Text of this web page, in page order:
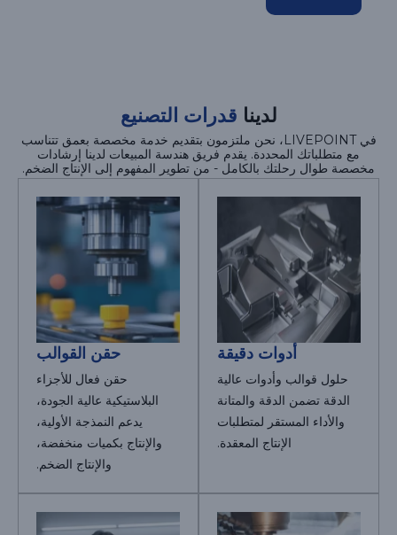
لدينا قدرات التصنيع
في LIVEPOINT، نحن ملتزمون بتقديم خدمة مخصصة بعمق تتناسب
مع متطلباتك المحددة. يقدم فريق هندسة المبيعات لدينا إرشادات
مخصصة طوال رحلتك بالكامل - من تطوير المفهوم إلى الإنتاج الضخم.
أدوات دقيقة
حلول قوالب وأدوات عالية
الدقة تضمن الدقة والمتانة
والأداء المستقر لمتطلبات
الإنتاج المعقدة.
حقن القوالب
حقن فعال للأجزاء
البلاستيكية عالية الجودة،
يدعم النمذجة الأولية،
والإنتاج بكميات منخفضة،
والإنتاج الضخم.